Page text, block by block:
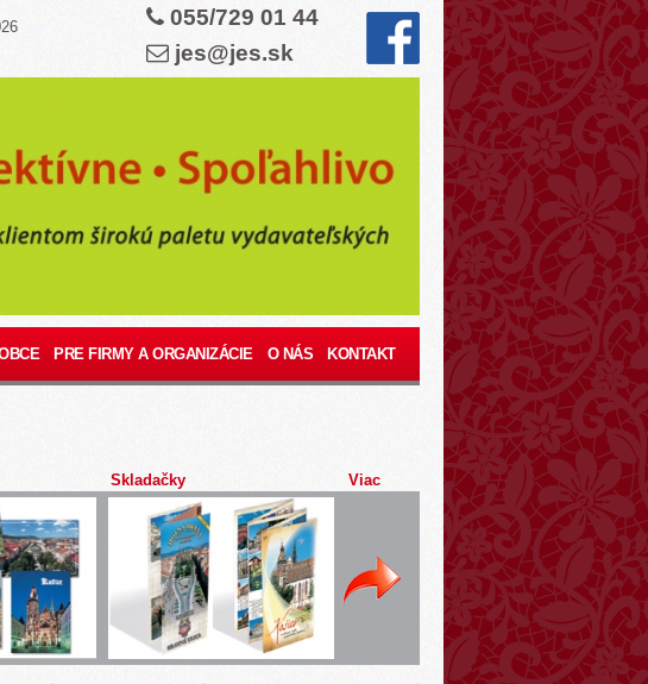
055/729 01 44
jes@jes.sk
PRE FIRMY A ORGANIZÁCIE O NÁS KONTAKT
Skladačky Viac